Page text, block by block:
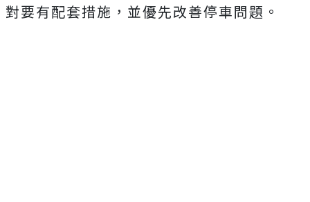
對要有配套措施，並優先改善停車問題。